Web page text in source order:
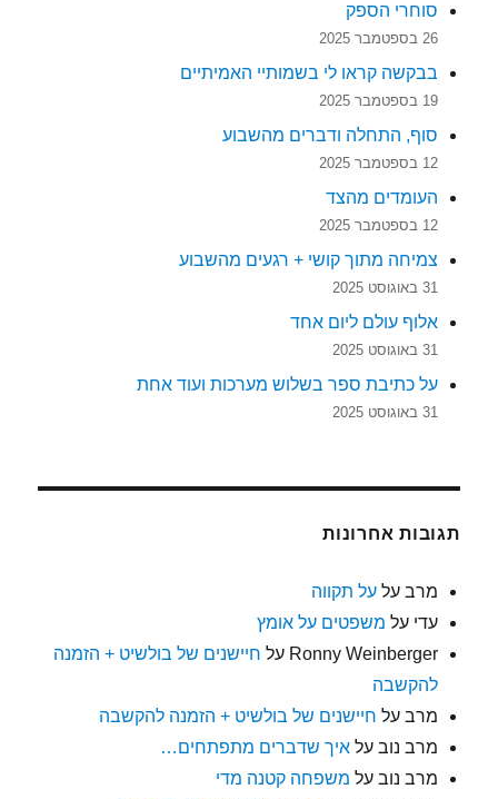
סוחרי הספק
26 בספטמבר 2025
בבקשה קראו לי בשמותיי האמיתיים
19 בספטמבר 2025
סוף, התחלה ודברים מהשבוע
12 בספטמבר 2025
העומדים מהצד
12 בספטמבר 2025
צמיחה מתוך קושי + רגעים מהשבוע
31 באוגוסט 2025
אלוף עולם ליום אחד
31 באוגוסט 2025
על כתיבת ספר בשלוש מערכות ועוד אחת
31 באוגוסט 2025
תגובות אחרונות
מרב עלעל תקווה
עדי על משפטים על אומץ
Ronny Weinberger על חיישנים של בולשיט + הזמנה
להקשבה
מרב על חיישנים של בולשיט + הזמנה להקשבה
מרב נוב עלאיך שדברים מתפתחים…
מרב נוב על משפחה קטנה מדי